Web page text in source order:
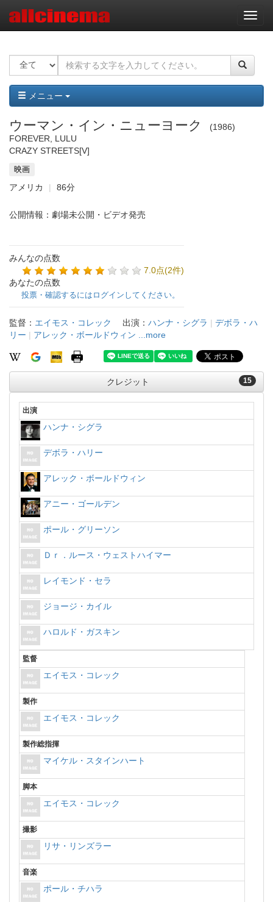
ナ
ビ
ー
ョ
ン
メニュー
ウーマン・イン・ニューヨーク
1986
FOREVER, LULU
CRAZY STREETS[V]
映画
アメリカ 86分
公開情報：劇場未公開・ビデオ発売
みんなの点数
7.0点(2件)
あなたの点数
投票・確認するにはログインしてください。
監督： エイモス・コレック 出演： ハンナ・シグラ | デボラ・ハ
リー | アレック・ボールドウィン ...more
15
クレジット
出演
ハンナ・シグラ
デボラ・ハリー
アレック・ボールドウィン
アニー・ゴールデン
ポール・グリーソン
Ｄｒ．ルース・ウェストハイマー
レイモンド・セラ
ジョージ・カイル
ハロルド・ガスキン
監督
エイモス・コレック
製作
エイモス・コレック
製作総指揮
マイケル・スタインハート
脚本
エイモス・コレック
撮影
リサ・リンズラー
音楽
ポール・チハラ